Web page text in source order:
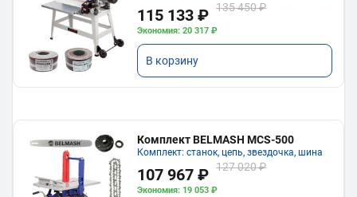
115 133 ₽ 135 450 ₽
Экономия: 20 317 ₽
В корзину
Комплект BELMASH MCS-500
Комплект: станок, цепь, звездочка, шина
107 967 ₽ 127 020 ₽
Экономия: 19 053 ₽